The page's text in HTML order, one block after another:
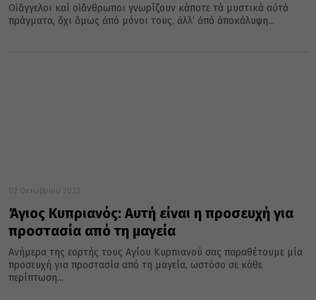
Οἱ ἄγγελοι καί οἱ ἄνθρωποι γνωρίζουν κάποτε τά μυστικά αὐτά
πράγματα, ὄχι ὅμως ἀπό μόνοι τους, ἀλλ’ ἀπό ἀποκάλυψη...
02 Οκτωβρίου 2022
Άγιος Κυπριανός: Αυτή είναι η προσευχή για
προστασία από τη μαγεία
Ανήμερα της εορτής τους Αγίου Κυρπιανού σας παραθέτουμε μία
προσευχή για προστασία από τη μαγεία, ωστόσο σε κάθε
περίπτωση...